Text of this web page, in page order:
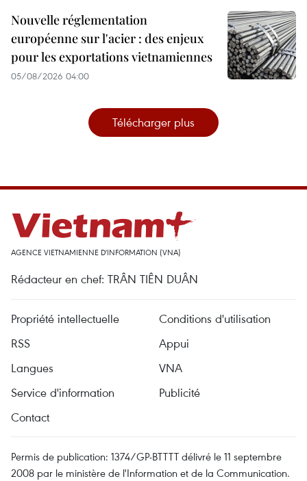
Nouvelle réglementation
européenne sur l'acier : des enjeux
pour les exportations vietnamiennes
05/08/2026 04:00
Télécharger plus
AGENCE VIETNAMIENNE D'INFORMATION (VNA)
Rédacteur en chef: TRÂN TIÊN DUÂN
Propriété intellectuelle
Conditions d'utilisation
RSS
Appui
Langues
VNA
Service d'information
Publicité
Contact
Permis de publication: 1374/GP-BTTTT délivré le 11 septembre
2008 par le ministère de l'Information et de la Communication.